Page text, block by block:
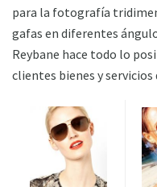
para la fotografía
gafas en diferentes
Reybane hace todo lo
clientes bienes y servicios